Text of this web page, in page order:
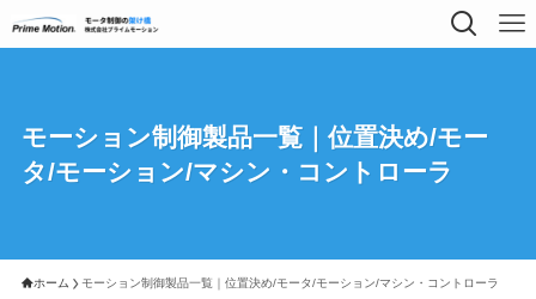
モーション制御製品一覧｜位置決め/モー
タ/モーション/マシン・コントローラ
ホーム モーション制御製品一覧｜位置決め/モータ/モーション/マシン・コントローラ